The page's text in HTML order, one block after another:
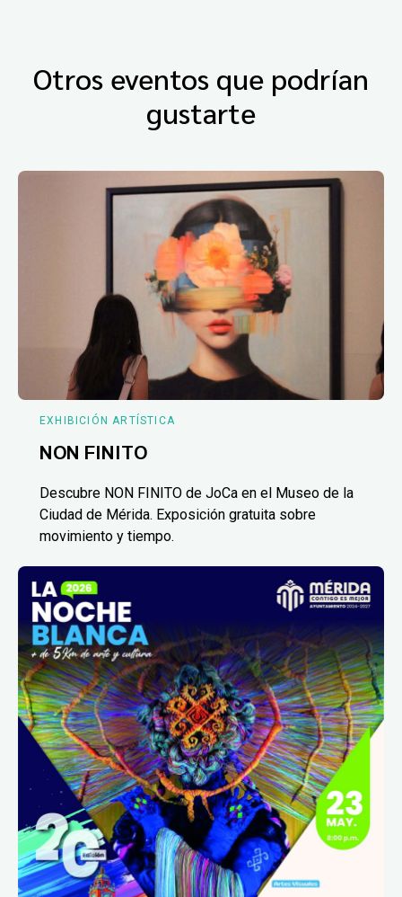
Otros eventos que podrían
gustarte
EXHIBICIÓN ARTÍSTICA
NON FINITO
Descubre NON FINITO de JoCa en el Museo de la
Ciudad de Mérida. Exposición gratuita sobre
movimiento y tiempo.